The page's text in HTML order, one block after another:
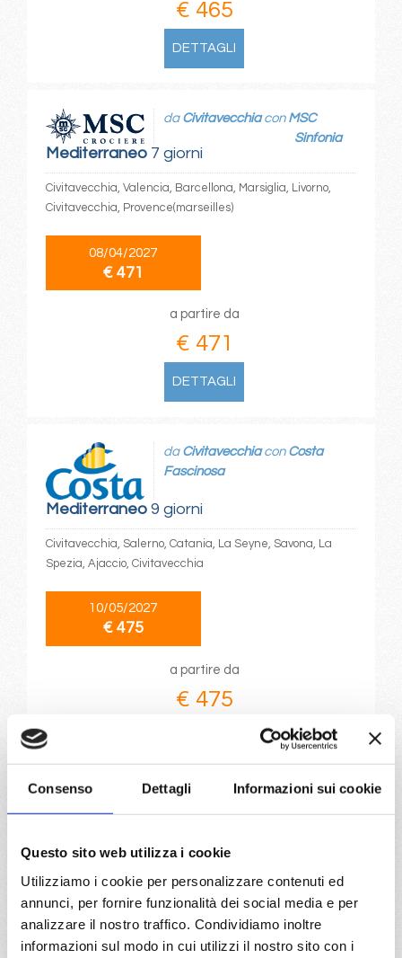
Consenso Dettagli Informazioni sui cookie
Questo sito web utilizza i cookie
Utilizziamo i cookie per personalizzare contenuti ed
annunci, per fornire funzionalità dei social media e per
analizzare il nostro traffico. Condividiamo inoltre
informazioni sul modo in cui utilizzi il nostro sito con i
€ 465
DETTAGLI
Mediterraneo7 giorni
da Civitavecchiacon MSC
Sinfonia
Civitavecchia, Valencia, Barcellona, Marsiglia, Livorno,
Civitavecchia, Provence(marseilles)
08/04/2027
€ 471
a partire da
€ 471
DETTAGLI
Mediterraneo9 giorni
da Civitavecchiacon Costa
Fascinosa
Civitavecchia, Salerno, Catania, La Seyne, Savona, La
Spezia, Ajaccio, Civitavecchia
10/05/2027
€ 475
a partire da
€ 475
Civitavecchia, Salerno, Messina, La Seyne, Genova, La
Spezia, Civitavecchia